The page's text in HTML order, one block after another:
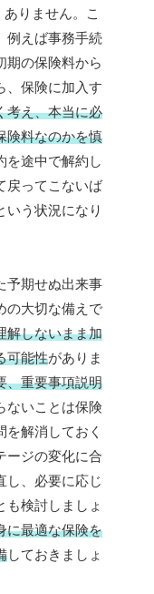
りません。こ
例えば事務手続
期の保険料から
、保険に加入す
考え、本当に必
険料なのかを慎
を途中で解約し
戻ってこないば
いう状況になり
予期せぬ出来事
の大切な備えで
解しないまま加
可能性がありま
、重要事項説明
ないことは保険
解消しておく
ージの変化に合
し、必要に応じ
も検討しましょ
に最適な保険を
しておきましょ